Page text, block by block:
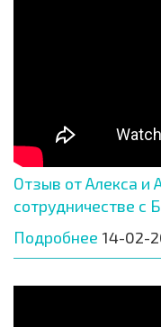
Отзыв от Алекса и
сотрудничестве с
Подробнее 14-02-